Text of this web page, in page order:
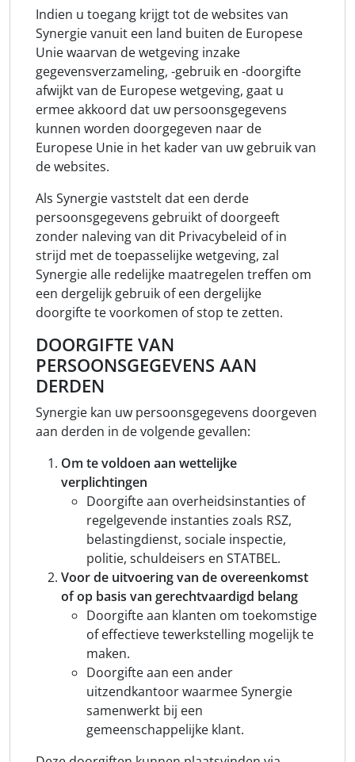
Indien u toegang krijgt tot de websites van
Synergie vanuit een land buiten de Europese
Unie waarvan de wetgeving inzake
gegevensverzameling, -gebruik en -doorgifte
afwijkt van de Europese wetgeving, gaat u
ermee akkoord dat uw persoonsgegevens
kunnen worden doorgegeven naar de
Europese Unie in het kader van uw gebruik van
de websites.
Als Synergie vaststelt dat een derde
persoonsgegevens gebruikt of doorgeeft
zonder naleving van dit Privacybeleid of in
strijd met de toepasselijke wetgeving, zal
Synergie alle redelijke maatregelen treffen om
een dergelijk gebruik of een dergelijke
doorgifte te voorkomen of stop te zetten.
DOORGIFTE VAN
PERSOONSGEGEVENS AAN
DERDEN
Synergie kan uw persoonsgegevens doorgeven
aan derden in de volgende gevallen:
Om te voldoen aan wettelijke
verplichtingen
Doorgifte aan overheidsinstanties of
regelgevende instanties zoals RSZ,
belastingdienst, sociale inspectie,
politie, schuldeisers en STATBEL.
Voor de uitvoering van de overeenkomst
of op basis van gerechtvaardigd belang
Doorgifte aan klanten om toekomstige
of effectieve tewerkstelling mogelijk te
maken.
Doorgifte aan een ander
uitzendkantoor waarmee Synergie
samenwerkt bij een
gemeenschappelijke klant.